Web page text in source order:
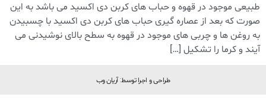
طبیعی موجود در قهوه و حباب های کربن دی اکسید می باشد به این
صورت که بعد از عصاره گیری حباب های کربن دی اکسید با چسبیدن
به روغن ها و چربی های موجود در قهوه به سطح بالای نوشیدنی می
آیند و کرما را تشکیل […]
طراحی و اجرا توسط: آریان وب